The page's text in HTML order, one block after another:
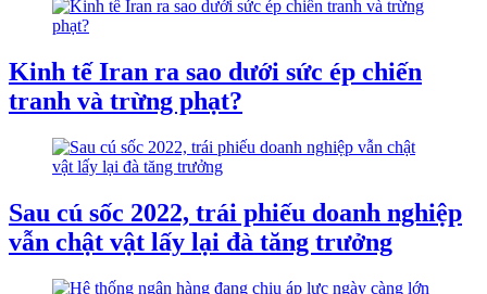
Kinh tế Iran ra sao dưới sức ép chiến
tranh và trừng phạt?
Sau cú sốc 2022, trái phiếu doanh nghiệp
vẫn chật vật lấy lại đà tăng trưởng